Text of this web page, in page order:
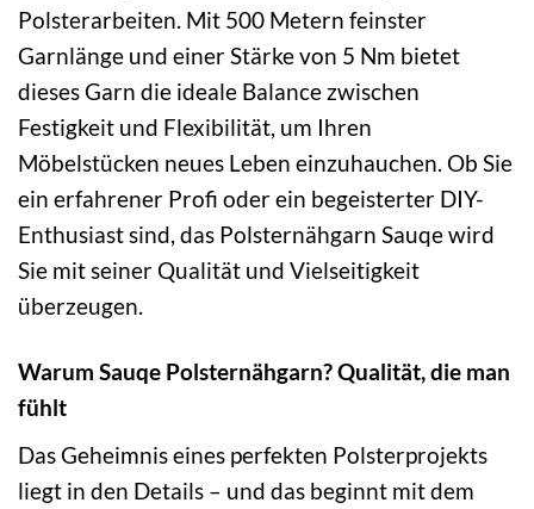
Polsterarbeiten. Mit 500 Metern feinster
Garnlänge und einer Stärke von 5 Nm bietet
dieses Garn die ideale Balance zwischen
Festigkeit und Flexibilität, um Ihren
Möbelstücken neues Leben einzuhauchen. Ob Sie
ein erfahrener Profi oder ein begeisterter DIY-
Enthusiast sind, das Polsternähgarn Sauqe wird
Sie mit seiner Qualität und Vielseitigkeit
überzeugen.
Warum Sauqe Polsternähgarn? Qualität, die man
fühlt
Das Geheimnis eines perfekten Polsterprojekts
liegt in den Details – und das beginnt mit dem